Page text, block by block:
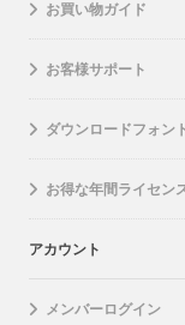
お買い物ガイド
お客様サポート
ダウンロードフォン
お得な年間ライセン
アカウント
メンバーログイン